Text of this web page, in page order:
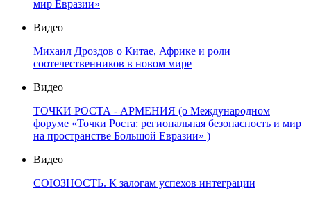
мир Евразии»
Видео
Михаил Дроздов о Китае, Африке и роли
соотечественников в новом мире
Видео
ТОЧКИ РОСТА - АРМЕНИЯ (о Международном
форуме «Точки Роста: региональная безопасность и мир
на пространстве Большой Евразии» )
Видео
СОЮЗНОСТЬ. К залогам успехов интеграции